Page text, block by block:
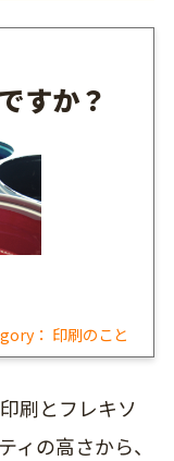
すか？
： 印刷のこと
刷とフレキソ
の高さから、